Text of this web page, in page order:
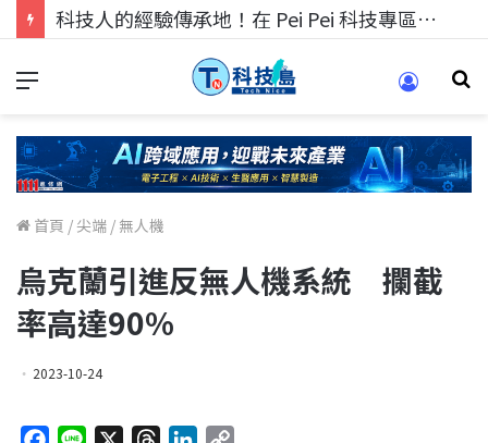
科技人找工作，就到TECH+ 科技專區!
首頁 /尖端 / 無人機
烏克蘭引進反無人機系統 攔截
率高達90%
2023-10-24